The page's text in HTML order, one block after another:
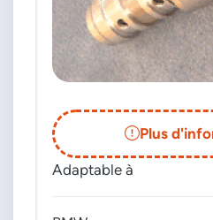
Plus
Adaptable à